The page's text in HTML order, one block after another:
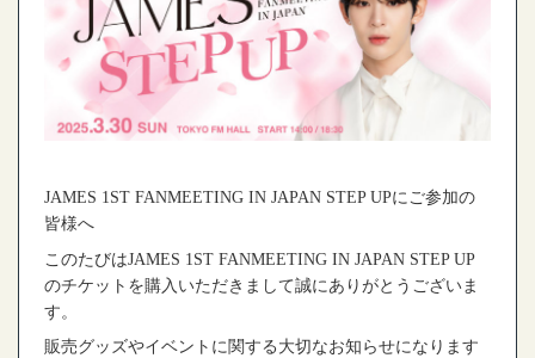
JAMES 1ST FANMEETING IN JAPAN STEP UPにご参加の
皆様へ
このたびはJAMES 1ST FANMEETING IN JAPAN STEP UP
のチケットを購入いただきまして誠にありがとうございま
す。
販売グッズやイベントに関する大切なお知らせになります